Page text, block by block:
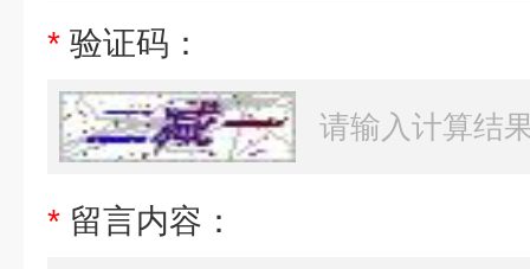
* 验证码：
* 留言内容：